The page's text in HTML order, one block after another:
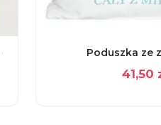
Poduszka ze
41,50